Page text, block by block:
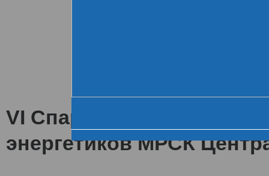
VI Спартакиада
энергетиков МРСК